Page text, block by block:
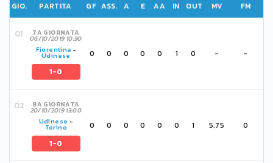
GIO. PARTITA GF ASS. A E AA IN OUT MV FM
7A GIORNATA
06/10/2019 10:30
Fiorentina -
Udinese
1-0
0 0 0 0 0 1 0 - -
8A GIORNATA
20/10/2019 13:00
Udinese -
Torino
1-0
0 0 0 0 0 0 1 5,75 0